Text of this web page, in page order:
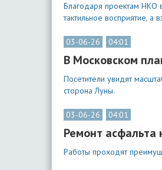
Благодаря проектам НКО
тактильное восприятие,
03-06-26 04:01
В Московском
Посетители увидят
сторона Луны.
03-06-26 04:01
Ремонт
Работы проходят